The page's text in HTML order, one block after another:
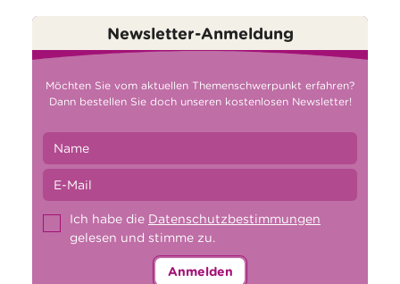
Newsletter-Anmeldung
Möchten Sie vom aktuellen Themenschwerpunkt erfahren?
Dann bestellen Sie doch unseren kostenlosen Newsletter!
Ich habe die Datenschutzbestimmungen
gelesen und stimme zu.
Anmelden